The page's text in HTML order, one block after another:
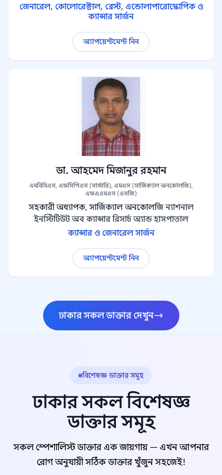
জেনারেল, কোলোরেক্টাল, ব্রেস্ট, এন্ডোলাপারোস্কোপিক ও
ক্যান্সার সার্জন
অ্যাপয়েন্টমেন্ট নিন
ডা. আহমেদ মিজানুর রহমান
এমবিবিএস, এফসিপিএস (সার্জারি), এমএস (সার্জিক্যাল অনকোলজি),
এফএএমএস (এসজি)
সহকারী অধ্যাপক, সার্জিক্যাল অনকোলজি ন্যাশনাল
ইনস্টিটিউট অব ক্যান্সার রিসার্চ অ্যান্ড হাসপাতাল
ক্যান্সার ও জেনারেল সার্জন
অ্যাপয়েন্টমেন্ট নিন
ঢাকার সকল ডাক্তার দেখুন
বিশেষজ্ঞ ডাক্তার সমূহ
ঢাকার সকল বিশেষজ্ঞ
ডাক্তার সমূহ
সকল স্পেশালিস্ট ডাক্তার এক জায়গায় — এখন আপনার
রোগ অনুযায়ী সঠিক ডাক্তার খুঁজুন সহজেই!